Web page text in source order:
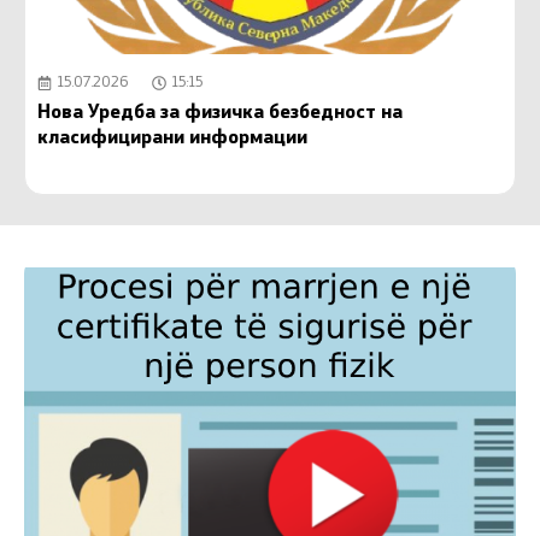
15.07.2026 15:15
Нова Уредба за физичка безбедност на
класифицирани информации